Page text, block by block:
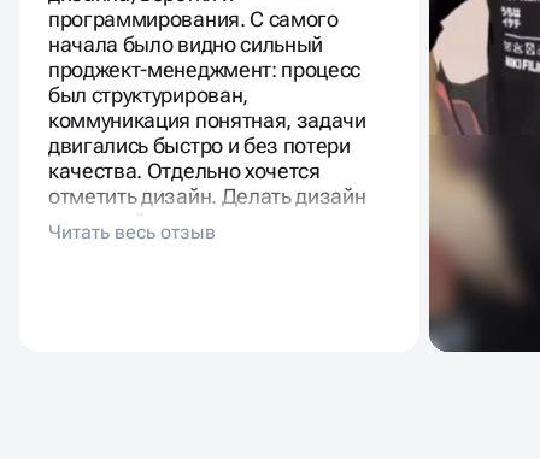
программирования. С самого
начала было видно сильный
проджект-менеджмент: процесс
был структурирован,
коммуникация понятная, задачи
двигались быстро и без потери
качества. Отдельно хочется
отметить дизайн. Делать дизайн
для дизайнеров — задача
неблагодарная и довольно